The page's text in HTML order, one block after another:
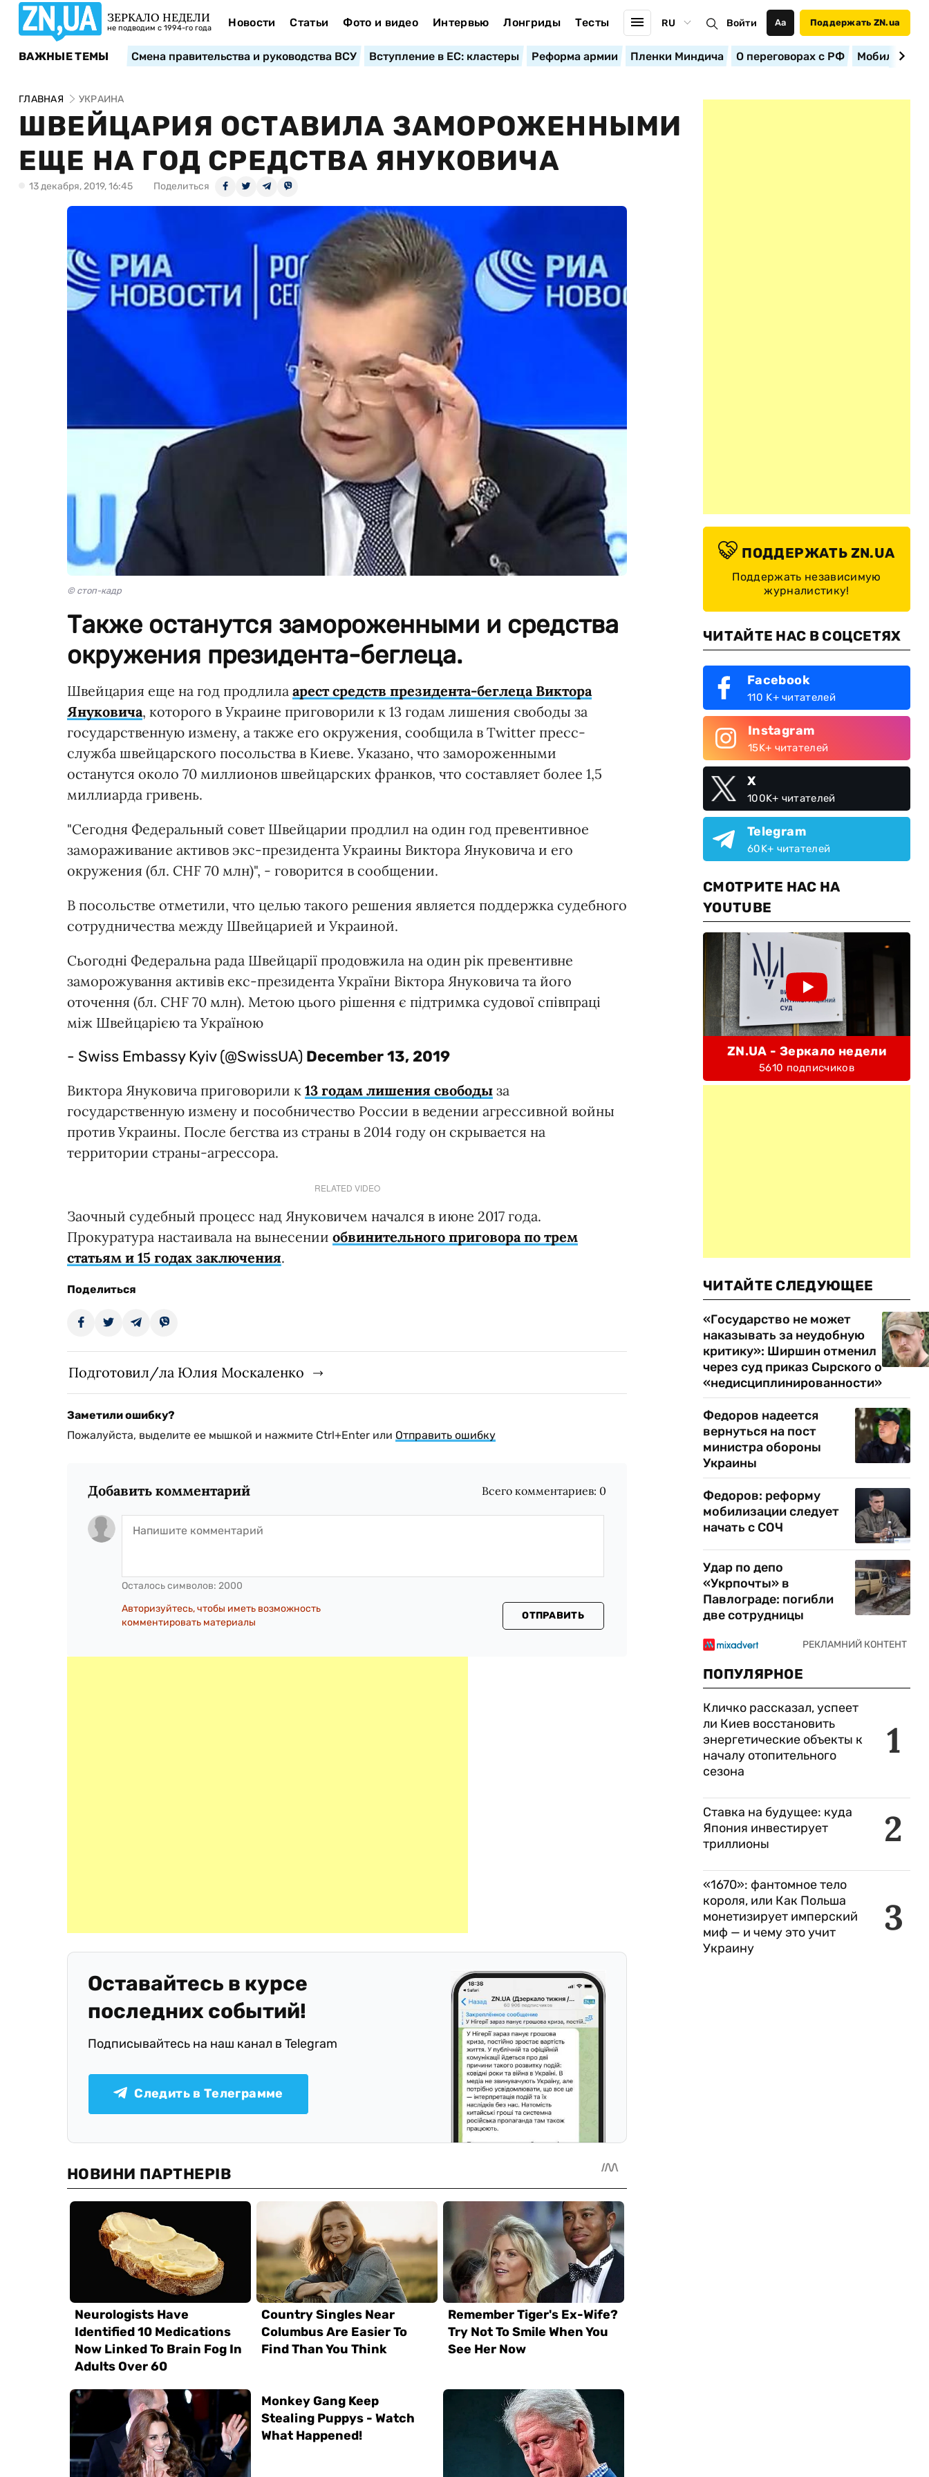
ЗЕРКАЛО НЕДЕЛИ
не подводим с 1994-го года Новости Статьи Фото и видео Интервью Лонгриды Тесты RU Войти Аа Поддержать ZN.ua
ВАЖНЫЕ ТЕМЫ Смена правительства и руководства ВСУ Вступление в ЕС: кластеры Реформа армии Пленки Миндича О переговорах с РФ
ГЛАВНАЯ УКРАИНА
ШВЕЙЦАРИЯ ОСТАВИЛА ЗАМОРОЖЕННЫМИ
ЕЩЕ НА ГОД СРЕДСТВА ЯНУКОВИЧА
13 декабря, 2019, 16:45 Поделиться
© стоп-кадр
Также останутся замороженными и средства
окружения президента-беглеца.
Швейцария еще на год продлила арест средств президента-беглеца Виктора
Януковича, которого в Украине приговорили к 13 годам лишения свободы за
государственную измену, а также его окружения, сообщила в Twitter пресс-
служба швейцарского посольства в Киеве. Указано, что замороженными
останутся около 70 миллионов швейцарских франков, что составляет более 1,5
миллиарда гривень.
"Сегодня Федеральный совет Швейцарии продлил на один год превентивное
замораживание активов экс-президента Украины Виктора Януковича и его
окружения (бл. CHF 70 млн)", - говорится в сообщении.
В посольстве отметили, что целью такого решения является поддержка судебного
сотрудничества между Швейцарией и Украиной.
Сьогодні Федеральна рада Швейцарії продовжила на один рік превентивне
заморожування активів екс-президента України Віктора Януковича та його
оточення (бл. CHF 70 млн). Метою цього рішення є підтримка судової співпраці
між Швейцарією та Україною
- Swiss Embassy Kyiv (@SwissUA) December 13, 2019
Виктора Януковича приговорили к 13 годам лишения свободы за
государственную измену и пособничество России в ведении агрессивной войны
против Украины. После бегства из страны в 2014 году он скрывается на
территории страны-агрессора.
RELATED VIDEO
Заочный судебный процесс над Януковичем начался в июне 2017 года.
Прокуратура настаивала на вынесении обвинительного приговора по трем
статьям и 15 годах заключения.
Поделиться
Подготовил/ла Юлия Москаленко
Заметили ошибку?
Пожалуйста, выделите ее мышкой и нажмите Ctrl+Enter или Отправить ошибку
Добавить комментарий Всего комментариев: 0
Осталось символов: 2000
Авторизуйтесь, чтобы иметь возможность
комментировать материалы
ОТПРАВИТЬ
Оставайтесь в курсе
последних событий!
Подписывайтесь на наш канал в Telegram
Следить в Телеграмме
ПОДДЕРЖАТЬ ZN.UA
Поддержать независимую
журналистику!
ЧИТАЙТЕ НАС В СОЦСЕТЯХ
Facebook
110 K+ читателей
Instagram
15K+ читателей
X
100K+ читателей
Telegram
60K+ читателей
СМОТРИТЕ НАС НА
YOUTUBE
ZN.UA - Зеркало недели
5610 подписчиков
ЧИТАЙТЕ СЛЕДУЮЩЕЕ
«Государство не может
наказывать за неудобную
критику»: Ширшин отменил
через суд приказ Сырского о
«недисциплинированности»
Федоров надеется
вернуться на пост
министра обороны
Украины
Федоров: реформу
мобилизации следует
начать с СОЧ
Удар по депо
«Укрпочты» в
Павлограде: погибли
две сотрудницы
ПОПУЛЯРНОЕ
1
Кличко рассказал, успеет
ли Киев восстановить
энергетические объекты к
началу отопительного
сезона
2
Ставка на будущее: куда
Япония инвестирует
триллионы
3
«1670»: фантомное тело
короля, или Как Польша
монетизирует имперский
миф — и чему это учит
Украину